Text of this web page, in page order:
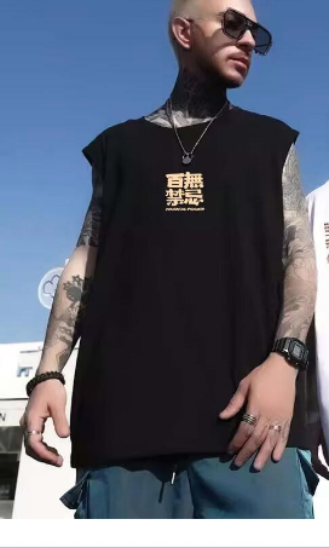
由本公司與您本人進行分期帳單所需資料之確
3.完整用戶服務條款，請詳閱以下連結：
https://
１．透過由恩沛科技股份有限公司提供之「
易，需依本服務之必要範圍內提供個人資料，
權轉讓予恩沛科技股份有限公司。
２．關於個人資料處理事宜，請瀏覽以下網址
https://aftee.tw/terms/#terms3
３．未成年的使用者請事先徵得法定代理人或
「AFTEE先享後付」，若未經同意申辦者引起
４．使用「AFTEE先享後付」時，將依據個別
時審查核予不同之上限額度；若仍有額度不足
請求用戶進行身份認證。
５．嚴禁一人註冊多個帳號或使用他人資訊註
恩沛科技股份有限公司將有權停止該用戶之使
每筆NT$70，滿NT$499(含以上)免運費